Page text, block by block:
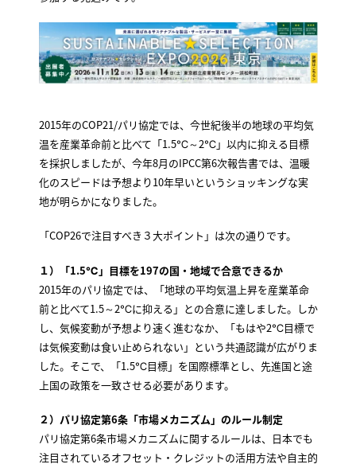
2015年のCOP21/パリ協定では、今世紀後半の地球の平均気
温を産業革命前と比べて「1.5℃～2℃」以内に抑える目標
を採択しましたが、今年8月のIPCC第6次報告書では、温暖
化のスピードは予想より10年早いというショッキングな実
地が明らかになりました。
「COP26で注目すべき３大ポイント」は次の通りです。
１）「1.5℃」目標を197の国・地域で合意できるか
2015年のパリ協定では、「地球の平均気温上昇を産業革命
前と比べて1.5～2℃に抑える」との合意に達しました。しか
し、気候変動が予想より速く進むなか、「もはや2℃目標で
は気候変動は食い止められない」という共通認識が広がりま
した。そこで、「1.5℃目標」を国際標準とし、先進国と途
上国の政策を一致させる必要があります。
２）パリ協定第6条「市場メカニズム」のルール制定
パリ協定第6条市場メカニズムに関するルールは、日本でも
注目されているオフセット・クレジットの活用方法や自主的